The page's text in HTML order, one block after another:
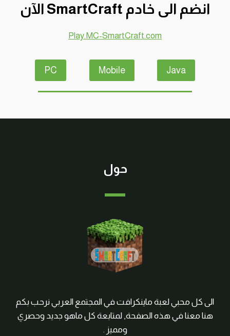
انضم الى خادم SmartCraft الآن
Play.MC-SmartCraft.com
Java
Mobile
PC
حول
الى كل محبي لعبة ماينكرافت في المجتمع العربي نرحب بكم
هنا معنا في هذه الصفحة, لمتابعة كل ماهو جديد وحصري
ومميز .